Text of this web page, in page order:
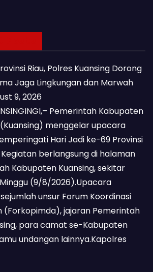
Riau, Polres Kuansing Dorong
Jaga Lingkungan dan Marwah
9, 2026
Pemerintah Kabupaten
menggelar upacara
Hari Jadi ke-69 Provinsi
Kegiatan berlangsung di halaman
Kabupaten Kuansing, sekitar
(9/8/2026).Upacara
unsur Forum Koordinasi
(Forkopimda), jajaran Pemerintah
para camat se-Kabupaten
undangan lainnya.Kapolres